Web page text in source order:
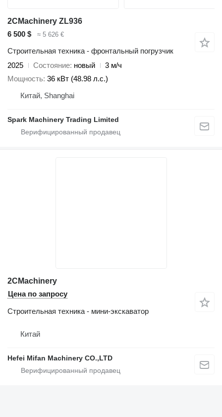
2CMachinery ZL936
6 500 $
≈ 5 626 €
Строительная техника - фронтальный погрузчик
2025
Состояние новый
3 м/ч
Мощность 36 кВт (48.98 л.с.)
Китай, Shanghai
Spark Machinery Trading Limited
2CMachinery
Цена по запросу
Строительная техника - мини-экскаватор
Китай
Hefei Mifan Machinery CO.,LTD